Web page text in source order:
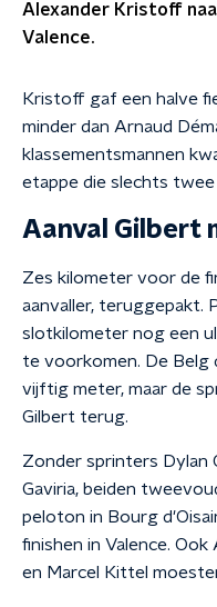
Alexander Kristoff
Valence.
Kristoff gaf een halve
minder dan Arnaud
klassementsmannen
etappe die slechts
Aanval Gilbert
Zes kilometer voor de
aanvaller, teruggepakt.
slotkilometer nog een
te voorkomen. De Belg
vijftig meter, maar de
Gilbert terug.
Zonder sprinters Dylan
Gaviria, beiden
peloton in Bourg
finishen in Valence. Ook
en Marcel Kittel